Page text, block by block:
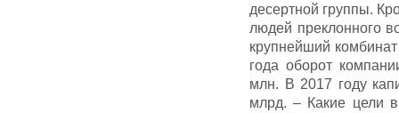
десертной группы.
людей преклонного
крупнейший
года оборот
млн. В 2017 году
млрд. – Какие цели